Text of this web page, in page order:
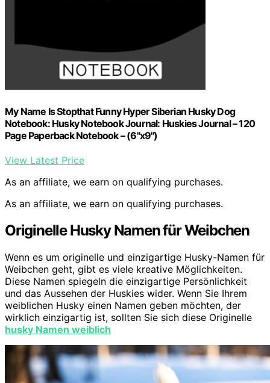
My Name Is Stopthat Funny Hyper Siberian Husky Dog
Notebook: Husky Notebook Journal: Huskies Journal – 120
Page Paperback Notebook – (6"x9")
View Latest Price
As an affiliate, we earn on qualifying purchases.
As an affiliate, we earn on qualifying purchases.
Originelle Husky Namen für Weibchen
Wenn es um originelle und einzigartige Husky-Namen für
Weibchen geht, gibt es viele kreative Möglichkeiten.
Diese Namen spiegeln die einzigartige Persönlichkeit
und das Aussehen der Huskies wider. Wenn Sie Ihrem
weiblichen Husky einen Namen geben möchten, der
wirklich einzigartig ist, sollten Sie sich diese Originelle
husky Namen weiblich